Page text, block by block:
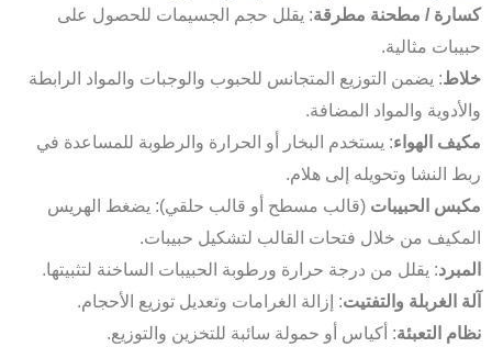
كسارة / مطحنة مطرقة: يقلل حجم الجسيمات للحصول على
حبيبات مثالية.
خلاط: يضمن التوزيع المتجانس للحبوب والوجبات والمواد الرابطة
والأدوية والمواد المضافة.
مكيف الهواء: يستخدم البخار أو الحرارة والرطوبة للمساعدة في
ربط النشا وتحويله إلى هلام.
مكبس الحبيبات (قالب مسطح أو قالب حلقي): يضغط الهريس
المكيف من خلال فتحات القالب لتشكيل حبيبات.
المبرد: يقلل من درجة حرارة ورطوبة الحبيبات الساخنة لتثبيتها.
آلة الغربلة والتفتيت: إزالة الغرامات وتعديل توزيع الأحجام.
نظام التعبئة: أكياس أو حمولة سائبة للتخزين والتوزيع.